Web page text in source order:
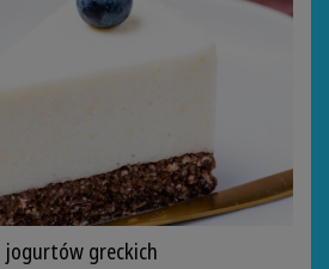
jogurtów greckich